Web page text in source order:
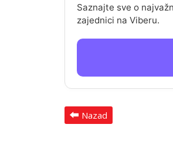
Saznajte sve o
zajednici na Viberu.
Nazad